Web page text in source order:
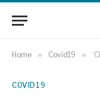
Home » Covid19 »
COVID19